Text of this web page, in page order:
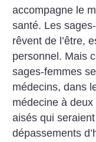
accompagne le
santé. Les
rêvent de l’être,
personnel. Mais
sages-femmes
médecins, dans
médecine à deux
aisés qui
dépassements